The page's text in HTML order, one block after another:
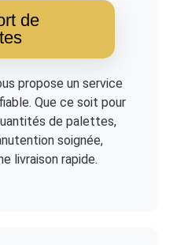
de
propose un service
Que ce soit pour
de palettes,
soignée,
livraison rapide.